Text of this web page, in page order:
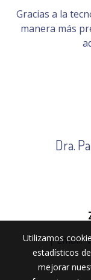
Gracias a la
manera más
Dra.
| Email:
Utilizamos
estadísticos
mejorar